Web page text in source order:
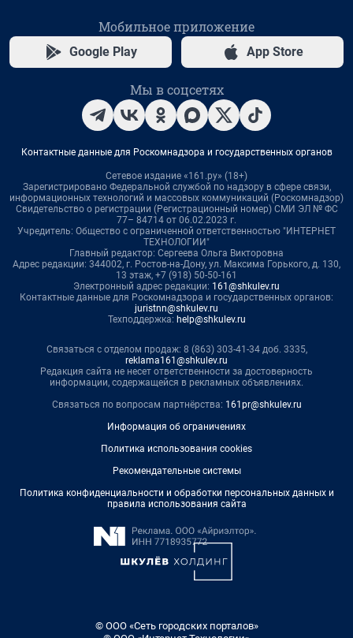
Мобильное приложение
Google Play App Store
Мы в соцсетях
Контактные данные для Роскомнадзора и государственных органов
Сетевое издание «161.ру» (18+)
Зарегистрировано Федеральной службой по надзору в сфере связи,
информационных технологий и массовых коммуникаций (Роскомнадзор)
Свидетельство о регистрации (Регистрационный номер) СМИ ЭЛ № ФС
77– 84714 от 06.02.2023 г.
Учредитель: Общество с ограниченной ответственностью "ИНТЕРНЕТ
ТЕХНОЛОГИИ"
Главный редактор: Сергеева Ольга Викторовна
Адрес редакции: 344002, г. Ростов-на-Дону, ул. Максима Горького, д. 130,
13 этаж, +7 (918) 50-50-161
Электронный адрес редакции: 161@shkulev.ru
Контактные данные для Роскомнадзора и государственных органов:
juristnn@shkulev.ru
Техподдержка: help@shkulev.ru
Связаться с отделом продаж: 8 (863) 303-41-34 доб. 3335,
reklama161@shkulev.ru
Редакция сайта не несет ответственности за достоверность
информации, содержащейся в рекламных объявлениях.
Связаться по вопросам партнёрства: 161pr@shkulev.ru
Информация об ограничениях
Политика использования cookies
Рекомендательные системы
Политика конфиденциальности и обработки персональных данных и
правила использования сайта
© ООО «Сеть городских порталов»